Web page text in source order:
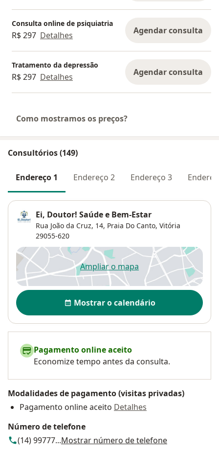
Consulta online de psiquiatria
R$ 297 Detalhes Agendar consulta
Tratamento da depressão
R$ 297 Detalhes Agendar consulta
Como mostramos os preços?
Consultórios (149)
Endereço 1 Endereço 2 Endereço 3
Ei, Doutor! Saúde e Bem-Estar
Rua João da Cruz, 14, Praia Do Canto, Vitória
29055-620
Ampliar o mapaabre num novo separador
Disponibilidade
Mostrar o calendário
Pagamento online aceito
Economize tempo antes da consulta.
Modalidades de pagamento (visitas privadas)
Pagamento online aceito Detalhes
Número de telefone
(14) 99777...Mostrar número de telefone